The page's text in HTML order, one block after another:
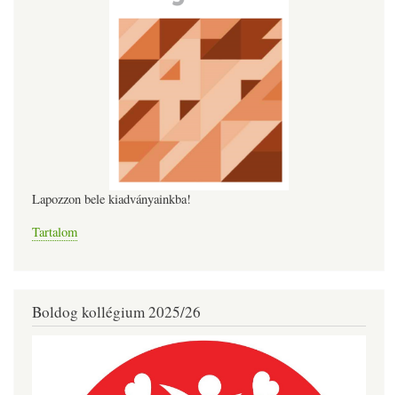
Lapozzon bele kiadványainkba!
Tartalom
Boldog kollégium 2025/26